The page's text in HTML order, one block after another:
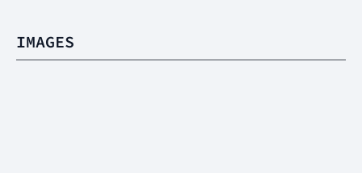
IMAGES